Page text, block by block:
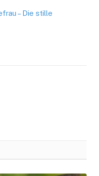
– Die stille